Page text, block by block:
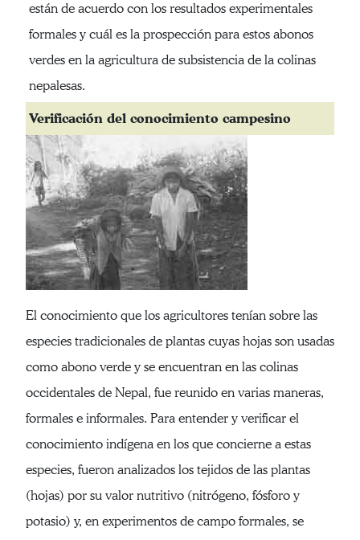
están de acuerdo con los resultados experimentales
formales y cuál es la prospección para estos abonos
verdes en la agricultura de subsistencia de la colinas
nepalesas.
Verificación del conocimiento campesino
El conocimiento que los agricultores tenían sobre las
especies tradicionales de plantas cuyas hojas son usadas
como abono verde y se encuentran en las colinas
occidentales de Nepal, fue reunido en varias maneras,
formales e informales. Para entender y verificar el
conocimiento indígena en los que concierne a estas
especies, fueron analizados los tejidos de las plantas
(hojas) por su valor nutritivo (nitrógeno, fósforo y
potasio) y, en experimentos de campo formales, se